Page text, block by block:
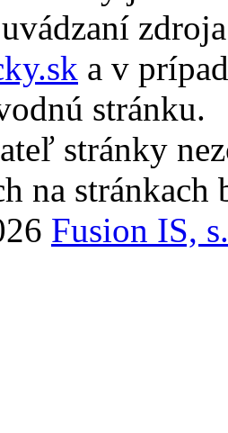
a v
stránku.
stránky
na stránkach
Fusion IS,